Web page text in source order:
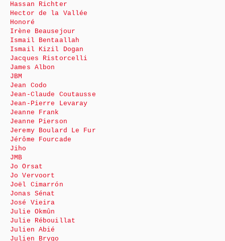
Hassan Richter
Hector de la Vallée
Honoré
Irène Beausejour
Ismail Bentaallah
Ismail Kizil Dogan
Jacques Ristorcelli
James Albon
JBM
Jean Codo
Jean-Claude Coutausse
Jean-Pierre Levaray
Jeanne Frank
Jeanne Pierson
Jeremy Boulard Le Fur
Jérôme Fourcade
Jiho
JMB
Jo Orsat
Jo Vervoort
Joël Cimarrón
Jonas Sénat
José Vieira
Julie Okmûn
Julie Rébouillat
Julien Abié
Julien Brygo